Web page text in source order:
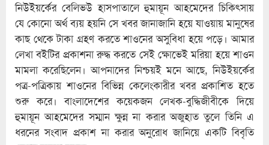
নিউইয়র্কের বেলিভউ হাসপাতালে হুমায়ূন আহমেদের চিকিৎসায়
যে কোনো অর্থ ব্যয় হয়নি সে খবর জানাজানি হয়ে যাওয়ায় মানুষের
কাছ থেকে টাকা গ্রহণ করতে শাওনের অসুবিধা হয়ে পড়ে। আমার
লেখা বইটির প্রকাশনা রুদ্ধ করতে সেই ক্ষোভেই মরিয়া হয়ে শাওন
মামলা করেছিলেন। আপনাদের নিশ্চয়ই মনে আছে, নিউইয়র্কের
পত্র-পত্রিকায় শাওনের বিভিন্ন কেলেংকারীর খবর প্রকাশিত হতে
শুরু করে। বাংলাদেশের কয়েকজন লেখক-বুদ্ধিজীবীকে দিয়ে
হুমায়ূন আহমেদের সম্মান ক্ষুন্ন না করার অজুহাত তুলে তিনি এ
ধরনের সংবাদ প্রকাশ না করার অনুরোধ জানিয়ে একটি বিবৃতি